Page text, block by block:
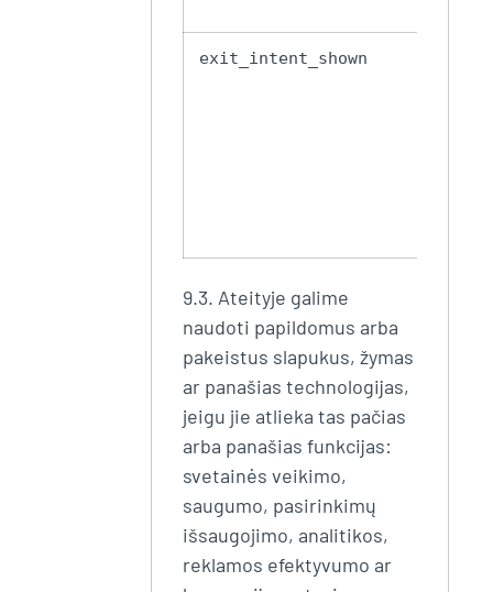
exit_intent_shown
9.3. Ateityje galime
naudoti papildomus arba
pakeistus slapukus, žymas
ar panašias technologijas,
jeigu jie atlieka tas pačias
arba panašias funkcijas:
svetainės veikimo,
saugumo, pasirinkimų
išsaugojimo, analitikos,
reklamos efektyvumo ar